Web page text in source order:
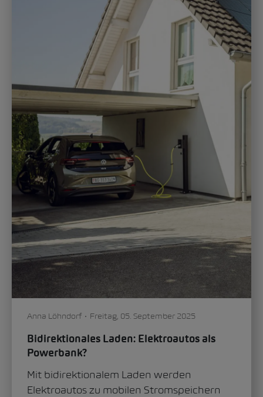
Anna Löhndorf Freitag, 02. Mai 2025
Erneuerbare Mobilität: So funktioniert die
Mobilität der Zukunft
Wie kann eine zukunftsfähige und
emissionsarme Mobilitätslandschaft in der
Schweiz gestaltet werden? Eine Frage, die
in den letzten Jahren im...
Mobilität der Zukunft
0